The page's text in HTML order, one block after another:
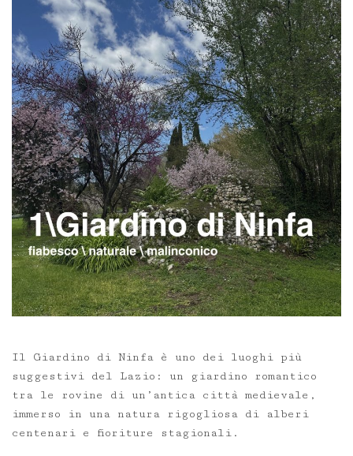
Il Giardino di Ninfa è uno dei luoghi più
suggestivi del Lazio: un giardino romantico
tra le rovine di un’antica città medievale,
immerso in una natura rigogliosa di alberi
centenari e fioriture stagionali.